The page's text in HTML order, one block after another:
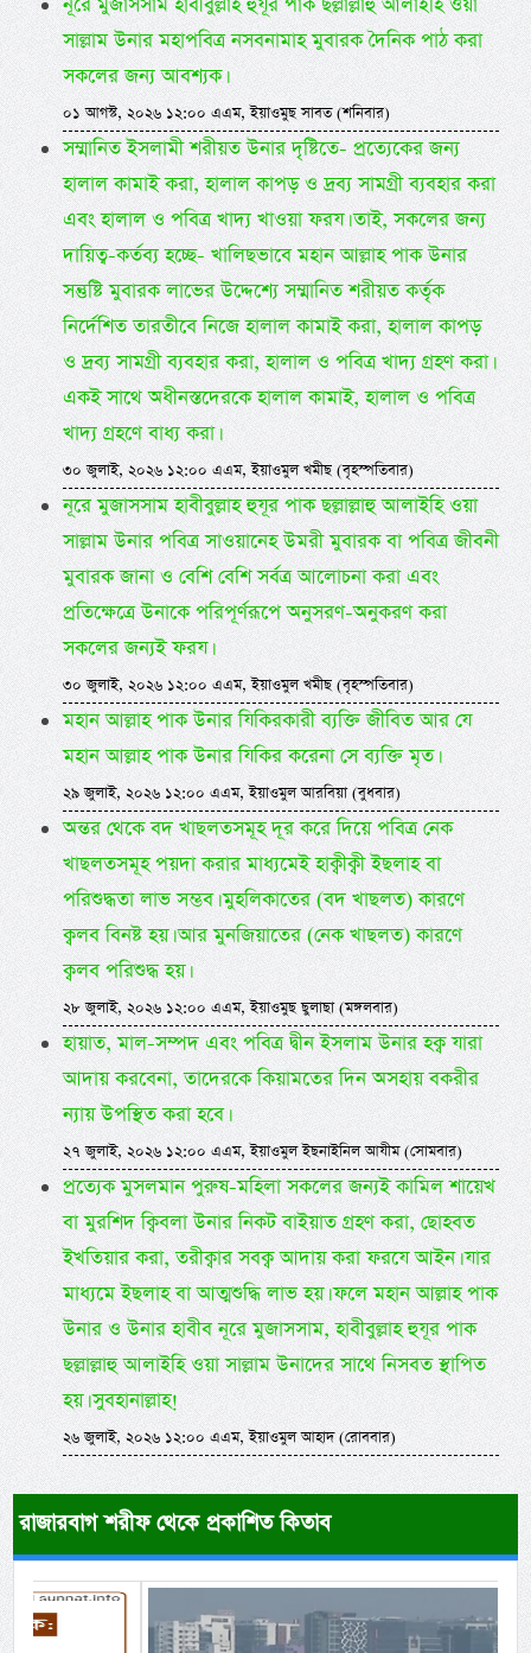
সাল্লাম উনার মহাপবিত্র নসবনামাহ মুবারক দৈনিক পাঠ করা
সকলের জন্য আবশ্যক।
০১ আগস্ট, ২০২৬ ১২:০০ এএম, ইয়াওমুছ সাবত (শনিবার)
সম্মানিত ইসলামী শরীয়ত উনার দৃষ্টিতে- প্রত্যেকের জন্য
হালাল কামাই করা, হালাল কাপড় ও দ্রব্য সামগ্রী ব্যবহার করা
এবং হালাল ও পবিত্র খাদ্য খাওয়া ফরয। তাই, সকলের জন্য
দায়িত্ব-কর্তব্য হচ্ছে- খালিছভাবে মহান আল্লাহ পাক উনার
সন্তুষ্টি মুবারক লাভের উদ্দেশ্যে সম্মানিত শরীয়ত কর্তৃক
নির্দেশিত তারতীবে নিজে হালাল কামাই করা, হালাল কাপড়
ও দ্রব্য সামগ্রী ব্যবহার করা, হালাল ও পবিত্র খাদ্য গ্রহণ করা।
একই সাথে অধীনস্তদেরকে হালাল কামাই, হালাল ও পবিত্র
খাদ্য গ্রহণে বাধ্য করা।
৩০ জুলাই, ২০২৬ ১২:০০ এএম, ইয়াওমুল খমীছ (বৃহস্পতিবার)
নূরে মুজাসসাম হাবীবুল্লাহ হুযূর পাক ছল্লাল্লাহু আলাইহি ওয়া
সাল্লাম উনার পবিত্র সাওয়ানেহ উমরী মুবারক বা পবিত্র জীবনী
মুবারক জানা ও বেশি বেশি সর্বত্র আলোচনা করা এবং
প্রতিক্ষেত্রে উনাকে পরিপূর্ণরূপে অনুসরণ-অনুকরণ করা
সকলের জন্যই ফরয।
৩০ জুলাই, ২০২৬ ১২:০০ এএম, ইয়াওমুল খমীছ (বৃহস্পতিবার)
মহান আল্লাহ পাক উনার যিকিরকারী ব্যক্তি জীবিত আর যে
মহান আল্লাহ পাক উনার যিকির করেনা সে ব্যক্তি মৃত।
২৯ জুলাই, ২০২৬ ১২:০০ এএম, ইয়াওমুল আরবিয়া (বুধবার)
অন্তর থেকে বদ খাছলতসমূহ দূর করে দিয়ে পবিত্র নেক
খাছলতসমূহ পয়দা করার মাধ্যমেই হাক্বীক্বী ইছলাহ বা
পরিশুদ্ধতা লাভ সম্ভব। মুহলিকাতের (বদ খাছলত) কারণে
ক্বলব বিনষ্ট হয়। আর মুনজিয়াতের (নেক খাছলত) কারণে
ক্বলব পরিশুদ্ধ হয়।
২৮ জুলাই, ২০২৬ ১২:০০ এএম, ইয়াওমুছ ছুলাছা (মঙ্গলবার)
হায়াত, মাল-সম্পদ এবং পবিত্র দ্বীন ইসলাম উনার হক্ব যারা
আদায় করবেনা, তাদেরকে কিয়ামতের দিন অসহায় বকরীর
ন্যায় উপস্থিত করা হবে।
২৭ জুলাই, ২০২৬ ১২:০০ এএম, ইয়াওমুল ইছনাইনিল আযীম (সোমবার)
প্রত্যেক মুসলমান পুরুষ-মহিলা সকলের জন্যই কামিল শায়েখ
বা মুরশিদ ক্বিবলা উনার নিকট বাইয়াত গ্রহণ করা, ছোহবত
ইখতিয়ার করা, তরীক্বার সবক্ব আদায় করা ফরযে আইন। যার
মাধ্যমে ইছলাহ বা আত্মশুদ্ধি লাভ হয়। ফলে মহান আল্লাহ পাক
উনার ও উনার হাবীব নূরে মুজাসসাম, হাবীবুল্লাহ হুযূর পাক
ছল্লাল্লাহু আলাইহি ওয়া সাল্লাম উনাদের সাথে নিসবত স্থাপিত
হয়। সুবহানাল্লাহ!
২৬ জুলাই, ২০২৬ ১২:০০ এএম, ইয়াওমুল আহাদ (রোববার)
রাজারবাগ শরীফ থেকে প্রকাশিত কিতাব